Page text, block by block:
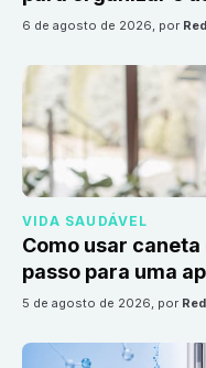
6 de agosto de 2026, por
VIDA SAUDÁVEL
Como usar
passo para uma
5 de agosto de 2026, por